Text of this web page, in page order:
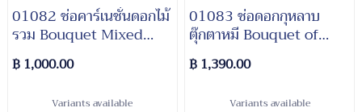
01082 ช่อคาร์เนชั่นดอกไม้
รวม Bouquet Mixed
Flowers
฿ 1,000.00
Variants available
01083 ช่อดอกกุหลาบ
ตุ๊กตาหมี Bouquet of
Roses and Teddy Bear
฿ 1,390.00
Variants available